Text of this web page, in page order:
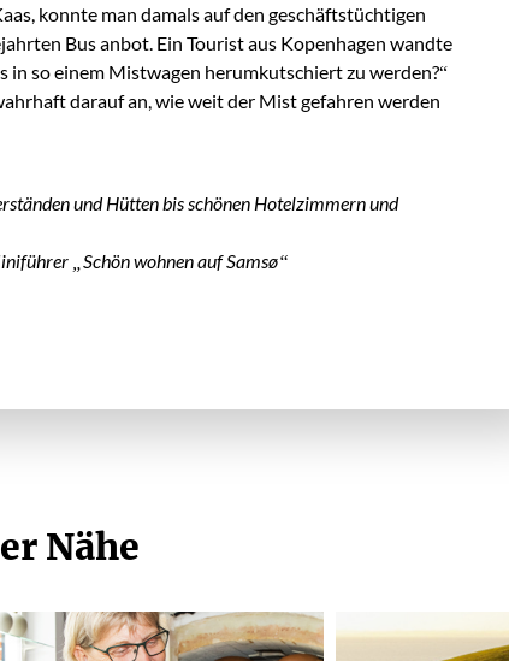
konnte man damals auf den geschäftstüchtigen
Bus anbot. Ein Tourist aus Kopenhagen wandte
so einem Mistwagen herumkutschiert zu werden?“
darauf an, wie weit der Mist gefahren werden
und Hütten bis schönen Hotelzimmern und
„Schön wohnen auf Samsø“
Nähe